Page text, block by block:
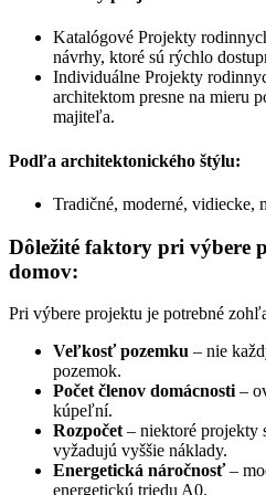
Katalógové Projekty
návrhy, ktoré sú rýchlo
Individuálne Projekty
architektom presne na mieru
majiteľa.
Podľa architektonického štýlu:
Tradičné, moderné, vidiecke,
Dôležité faktory pri výbere
domov:
Pri výbere projektu je potrebné
Veľkosť pozemku – nie
pozemok.
Počet členov domácnosti –
kúpeľní.
Rozpočet – niektoré projekty
vyžadujú vyššie náklady.
Energetická náročnosť–
energetickú triedu A0.